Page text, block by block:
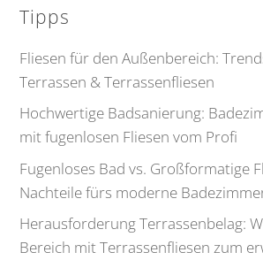
Tipps
Fliesen für den Außenbereich:
Terrassen & Terrassenfliesen
Hochwertige Badsanierung:
mit fugenlosen Fliesen vom Profi
Fugenloses Bad vs. Großformatige
Nachteile fürs moderne
Herausforderung Terrassenbelag:
Bereich mit Terrassenfliesen zum